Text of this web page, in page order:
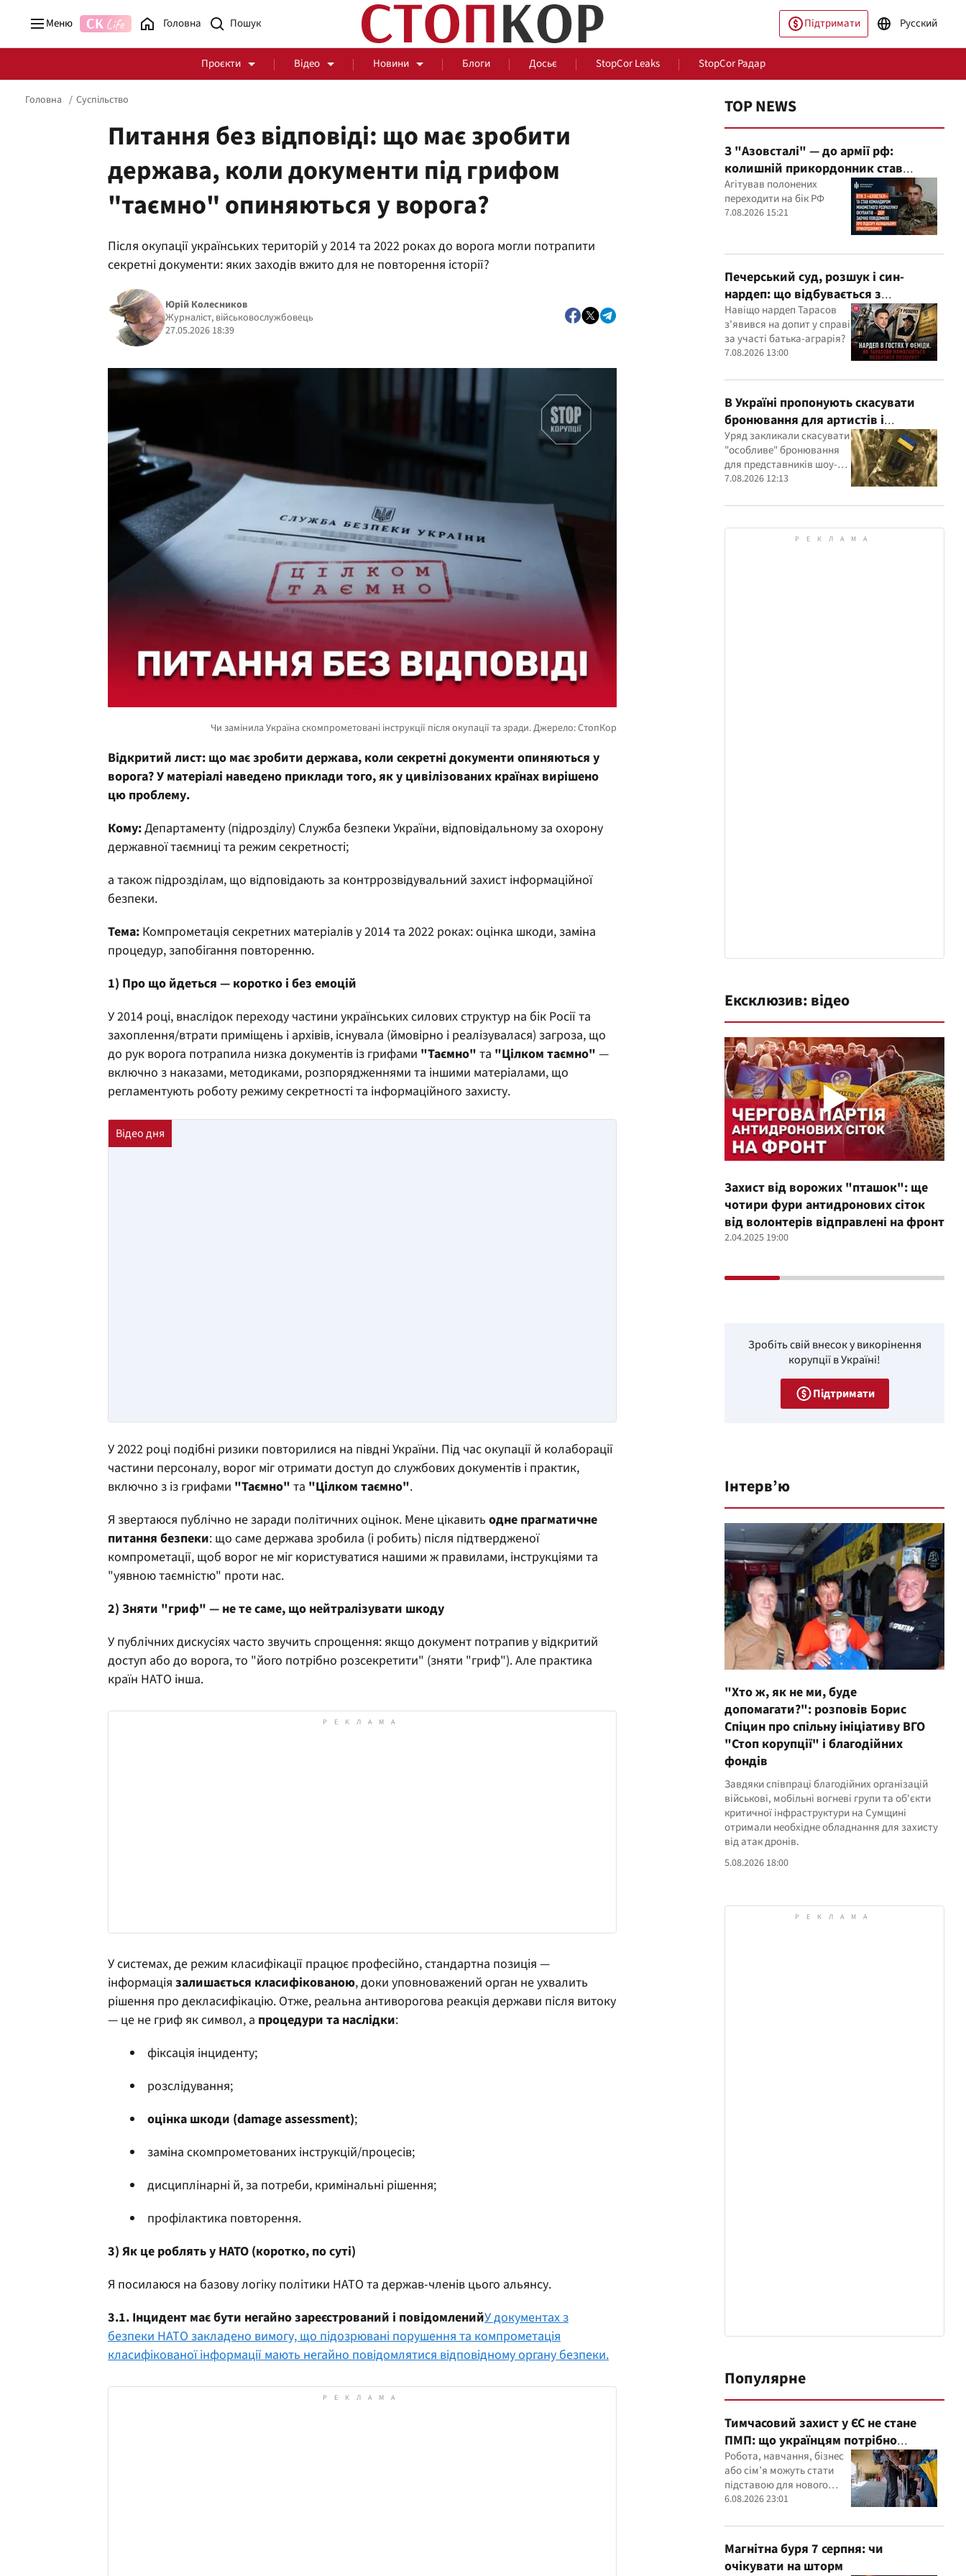
Меню Головна Підтримати Русский
Проєкти Відео Новини Блоги Досьє StopCor Leaks StopCor Радар
Стоп Політичній Корупції Чесні закупівлі За парканом
Події
Головна Суспільство
Питання без відповіді: що має зробити
держава, коли документи під грифом
"таємно" опиняються у ворога?
Після окупації українських територій у 2014 та 2022 роках до ворога могли потрапити
секретні документи: яких заходів вжито для не повторення історії?
Юрій Колесников
Журналіст, військовослужбовець
27.05.2026 18:39
Відкритий лист: що має зробити держава, коли секретні документи опиняються у
ворога? У матеріалі наведено приклади того, як у цивілізованих країнах вирішено
цю проблему.
Кому:Департаменту (підрозділу) Служба безпеки України, відповідальному за охорону
державної таємниці та режим секретності;
а також підрозділам, що відповідають за контррозвідувальний захист інформаційної
безпеки.
Тема: Компрометація секретних матеріалів у 2014 та 2022 роках: оцінка шкоди, заміна
процедур, запобігання повторенню.
1) Про що йдеться — коротко і без емоцій
У 2014 році, внаслідок переходу частини українських силових структур на бік Росії та
захоплення/втрати приміщень і архівів, існувала (ймовірно і реалізувалася) загроза, що
до рук ворога потрапила низка документів із грифами "Таємно" та "Цілком таємно" —
включно з наказами, методиками, розпорядженнями та іншими матеріалами, що
регламентують роботу режиму секретності та інформаційного захисту.
У 2022 році подібні ризики повторилися на півдні України. Під час окупації й колаборації
частини персоналу, ворог міг отримати доступ до службових документів і практик,
включно з із грифами "Таємно" та "Цілком таємно".
Я звертаюся публічно не заради політичних оцінок. Мене цікавить одне прагматичне
питання безпеки: що саме держава зробила (і робить) після підтвердженої
компрометації, щоб ворог не міг користуватися нашими ж правилами, інструкціями та
"уявною таємністю" проти нас.
2) Зняти "гриф" — не те саме, що нейтралізувати шкоду
У публічних дискусіях часто звучить спрощення: якщо документ потрапив у відкритий
доступ або до ворога, то "його потрібно розсекретити" (зняти "гриф"). Але практика
країн НАТО інша.
У системах, де режим класифікації працює професійно, стандартна позиція —
інформація залишається класифікованою, доки уповноважений орган не ухвалить
рішення про декласифікацію. Отже, реальна антиворогова реакція держави після витоку
— це не гриф як символ, а процедури та наслідки:
фіксація інциденту;
розслідування;
оцінка шкоди (damage assessment);
заміна скомпрометованих інструкцій/процесів;
дисциплінарні й, за потреби, кримінальні рішення;
профілактика повторення.
3) Як це роблять у НАТО (коротко, по суті)
Я посилаюся на базову логіку політики НАТО та держав-членів цього альянсу.
3.1. Інцидент має бути негайно зареєстрований і повідомленийУ документах з
безпеки НАТО закладено вимогу, що підозрювані порушення та компрометація
класифікованої інформації мають негайно повідомлятися відповідному органу безпеки.
TOP NEWS
З "Азовсталі" — до армії рф:
колишній прикордонник став
командиром мінометного
розрахунку окупантів
Агітував полонених
переходити на бік РФ
7.08.2026 15:21
Печерський суд, розшук і син-
нардеп: що відбувається з
кримінальними провадженнями за
участі агробарона Тарасова?
Навіщо нардеп Тарасов
з'явився на допит у справі
за участі батька-аграрія?
7.08.2026 13:00
В Україні пропонують скасувати
бронювання для артистів і
телеведучих: з’явилася петиція
Уряд закликали скасувати
"особливе" бронювання
для представників шоу-
бізнесу
7.08.2026 12:13
Ексклюзив: відео
Захист від ворожих "пташок": ще
чотири фури антидронових сіток
від волонтерів відправлені на фронт
2.04.2025 19:00
Зробіть свій внесок у викорінення
корупції в Україні!
Підтримати
Інтерв’ю
"Хто ж, як не ми, буде
допомагати?": розповів Борис
Спіцин про спільну ініціативу ВГО
"Стоп корупції" і благодійних
фондів
Завдяки співпраці благодійних організацій
військові, мобільні вогневі групи та об'єкти
критичної інфраструктури на Сумщині
отримали необхідне обладнання для захисту
від атак дронів.
5.08.2026 18:00
Популярне
Тимчасовий захист у ЄС не стане
ПМП: що українцям потрібно
зробити до 2028 року
Робота, навчання, бізнес
або сім’я можуть стати
підставою для нового
статусу в ЄС
6.08.2026 23:01
Магнітна буря 7 серпня: чи
очікувати на шторм